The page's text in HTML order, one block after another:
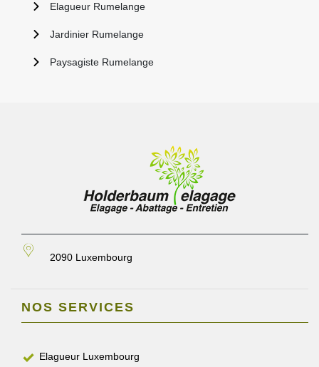
Elagueur Rumelange
Jardinier Rumelange
Paysagiste Rumelange
2090 Luxembourg
NOS SERVICES
Elagueur Luxembourg